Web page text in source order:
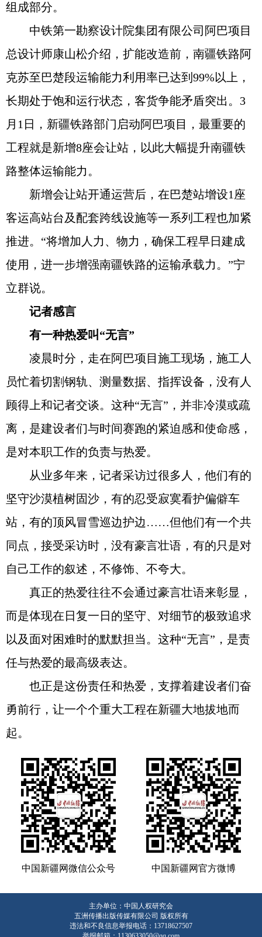
组成部分。
中铁第一勘察设计院集团有限公司阿巴项目
总设计师康山松介绍，扩能改造前，南疆铁路阿
克苏至巴楚段运输能力利用率已达到99%以上，
长期处于饱和运行状态，客货争能矛盾突出。3
月1日，新疆铁路部门启动阿巴项目，最重要的
工程就是新增8座会让站，以此大幅提升南疆铁
路整体运输能力。
新增会让站开通运营后，在巴楚站增设1座
客运高站台及配套跨线设施等一系列工程也加紧
推进。“将增加人力、物力，确保工程早日建成
使用，进一步增强南疆铁路的运输承载力。”宁
立群说。
记者感言
有一种热爱叫“无言”
凌晨时分，走在阿巴项目施工现场，施工人
员忙着切割钢轨、测量数据、指挥设备，没有人
顾得上和记者交谈。这种“无言”，并非冷漠或疏
离，是建设者们与时间赛跑的紧迫感和使命感，
是对本职工作的负责与热爱。
从业多年来，记者采访过很多人，他们有的
坚守沙漠植树固沙，有的忍受寂寞看护偏僻车
站，有的顶风冒雪巡边护边……但他们有一个共
同点，接受采访时，没有豪言壮语，有的只是对
自己工作的叙述，不修饰、不夸大。
真正的热爱往往不会通过豪言壮语来彰显，
而是体现在日复一日的坚守、对细节的极致追求
以及面对困难时的默默担当。这种“无言”，是责
任与热爱的最高级表达。
也正是这份责任和热爱，支撑着建设者们奋
勇前行，让一个个重大工程在新疆大地拔地而
起。
中国新疆网微信公众号 中国新疆网官方微博
主办单位：中国人权研究会
五洲传播出版传媒有限公司 版权所有
违法和不良信息举报电话：13718627507